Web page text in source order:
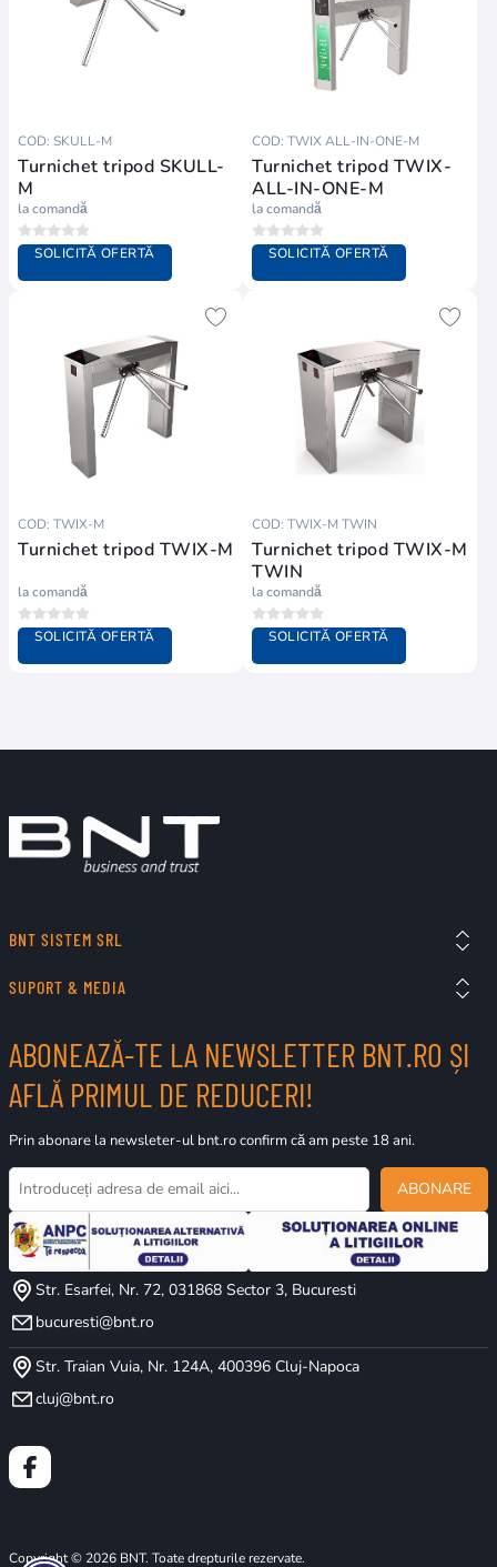
COD: SKULL-M
Turnichet tripod SKULL-
M
la comandă
SOLICITĂ OFERTĂ
COD: TWIX ALL-IN-ONE-M
Turnichet tripod TWIX-
ALL-IN-ONE-M
la comandă
SOLICITĂ OFERTĂ
COD: TWIX-M
Turnichet tripod TWIX-M
la comandă
SOLICITĂ OFERTĂ
COD: TWIX-M TWIN
Turnichet tripod TWIX-M
TWIN
la comandă
SOLICITĂ OFERTĂ
BNT SISTEM SRL
SUPORT & MEDIA
ABONEAZĂ-TE LA NEWSLETTER BNT.RO ȘI
AFLĂ PRIMUL DE REDUCERI!
Prin abonare la newsleter-ul bnt.ro confirm că am peste 18 ani.
ABONARE
Str. Esarfei, Nr. 72, 031868 Sector 3, Bucuresti
bucuresti@bnt.ro
Str. Traian Vuia, Nr. 124A, 400396 Cluj-Napoca
cluj@bnt.ro
Copyright © 2026 BNT. Toate drepturile rezervate.